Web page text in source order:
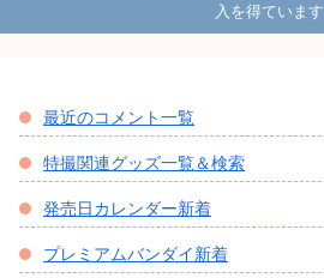
入を得ています
最近のコメント一覧
特撮関連グッズ一覧＆検索
発売日カレンダー新着
プレミアムバンダイ新着